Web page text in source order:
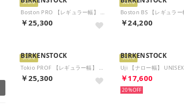
Store
Boston PRO 【レギュラー幅】 UNISEX （ブラック）
￥25,300
Store
￥24,200
Store
BIRKENSTOCK
Tokio PROF 【レギュラー幅】 UNISEX （ブラック）
￥25,300
Store
BIRKENSTOCK
￥17,600
20%